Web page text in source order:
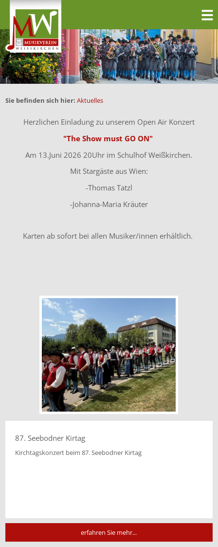
Sie befinden sich hier: Aktuelles
Herzlichen Einladung zu unserem Open Air Konzert
"The Show must GO ON"
Am 13.Juni 2026 20Uhr im Schulhof Weißkirchen.
Mit Stargäste aus Wien:
-Thomas Tatzl
-Johanna-Maria Kräuter
Karten ab sofort bei allen Musiker/innen erhältlich.
87. Seebodner Kirtag
Kirchtagskonzert beim 87. Seebodner Kirtag
erfahren Sie mehr...